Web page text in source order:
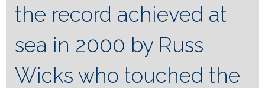
the record achieved at
sea in 2000 by Russ
Wicks who touched the